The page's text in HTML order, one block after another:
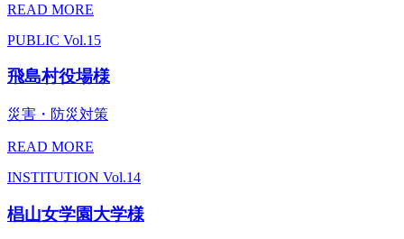
READ MORE
PUBLIC Vol.15
飛島村役場様
災害・防災対策
READ MORE
INSTITUTION Vol.14
椙山女学園大学様